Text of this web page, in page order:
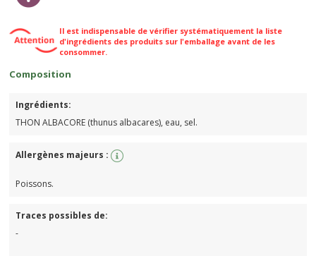
Il est indispensable de vérifier systématiquement la liste
d'ingrédients des produits sur l'emballage avant de les
consommer.
Composition
Ingrédients:
THON ALBACORE (thunus albacares), eau, sel.
Allergènes majeurs :
Poissons.
Traces possibles de:
-